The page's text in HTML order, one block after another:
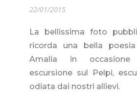
22/01/2015
La bellissima foto
ricorda una bella
Amalia in
escursione sul Pelpi,
odiata dai nostri allievi.